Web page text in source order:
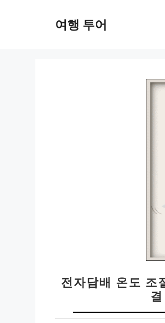
여행 투어
전자담배 온도 조